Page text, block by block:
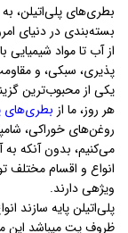
بطری‌های پلی‌اتیلن، به
بسته‌بندی در دنیای
از آب تا مواد شیمیایی
پذیری، سبکی، و
یکی از محبوب‌ترین
هر روز، ما از بطری‌های
روغن‌های خوراکی،
می‌کنیم، بدون آنکه به
انواع و اقسام
ویژهی دارند.
پلی‌اتیلن پایه سازند
ظروف پت میباشد این